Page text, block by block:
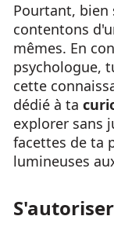
Pourtant, bien
contentons
mêmes. En
psychologue,
cette
dédié à ta
explorer sans
facettes de ta
lumineuses